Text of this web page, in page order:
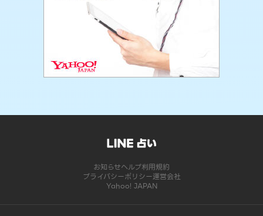
お知らせヘルプ利用規約
プライバシーポリシー運営会社
Yahoo! JAPAN